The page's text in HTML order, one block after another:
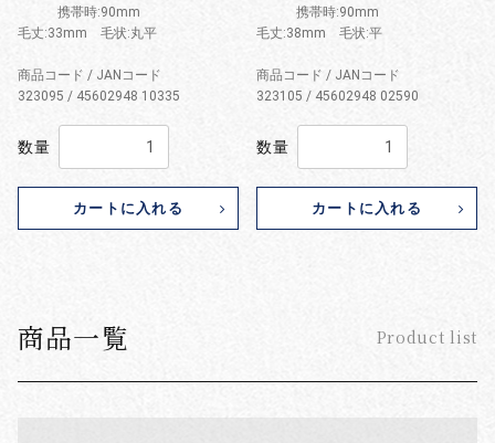
商品一覧 Product list
携帯時:90mm
毛丈:33mm 毛状:丸平
商品コード / JANコード
323095 / 45602948 10335
数量
カートに入れる
携帯時:90mm
毛丈:38mm 毛状:平
商品コード / JANコード
323105 / 45602948 02590
数量
カートに入れる